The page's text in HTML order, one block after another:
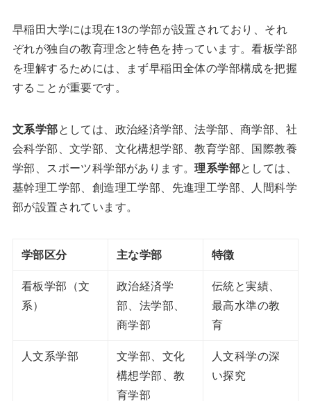
早稲田大学には現在13の学部が設置されており、それ
ぞれが独自の教育理念と特色を持っています。看板学部
を理解するためには、まず早稲田全体の学部構成を把握
することが重要です。
文系学部としては、政治経済学部、法学部、商学部、社
会科学部、文学部、文化構想学部、教育学部、国際教養
学部、スポーツ科学部があります。理系学部としては、
基幹理工学部、創造理工学部、先進理工学部、人間科学
部が設置されています。
学部区分 主な学部
特徴
看板学部（文
系）
政治経済学
部、法学部、
商学部
伝統と実績、
最高水準の教
育
人文系学部
文学部、文化
構想学部、教
育学部
人文科学の深
い探究